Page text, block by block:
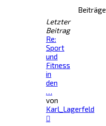
Beiträge
Letzter
Beitrag
Re:
Sport
und
Fitness
in
den
…
von
Karl_Lagerfeld